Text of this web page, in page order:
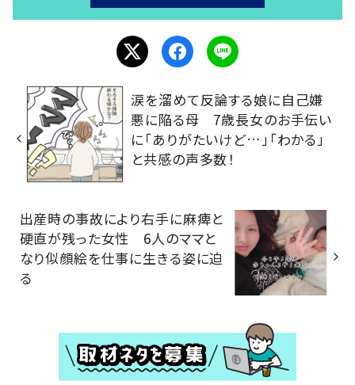
涙を溜めて反論する娘に自己嫌
悪に陥る母 7歳長女のお手伝い
に「ありがたいけど…」「わかる」
と共感の声多数！
出産時の事故により右手に麻痺と
硬直が残った女性 6人のママと
なり似顔絵を仕事に生きる姿に迫
る